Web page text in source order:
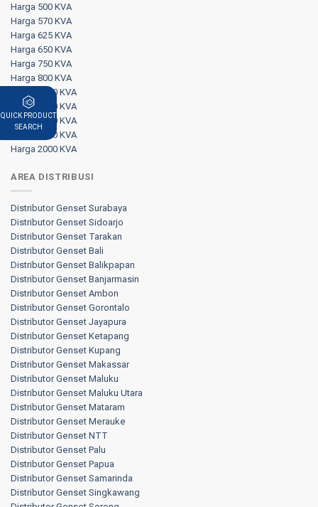
Harga 500 KVA
Harga 570 KVA
Harga 625 KVA
Harga 650 KVA
Harga 750 KVA
Harga 800 KVA
Harga 1000 KVA
Harga 1250 KVA
Harga 1500 KVA
Harga 1700 KVA
Harga 2000 KVA
AREA DISTRIBUSI
Distributor Genset Surabaya
Distributor Genset Sidoarjo
Distributor Genset Tarakan
Distributor Genset Bali
Distributor Genset Balikpapan
Distributor Genset Banjarmasin
Distributor Genset Ambon
Distributor Genset Gorontalo
Distributor Genset Jayapura
Distributor Genset Ketapang
Distributor Genset Kupang
Distributor Genset Makassar
Distributor Genset Maluku
Distributor Genset Maluku Utara
Distributor Genset Mataram
Distributor Genset Merauke
Distributor Genset NTT
Distributor Genset Palu
Distributor Genset Papua
Distributor Genset Samarinda
Distributor Genset Singkawang
QUICK PRODUCT
SEARCH